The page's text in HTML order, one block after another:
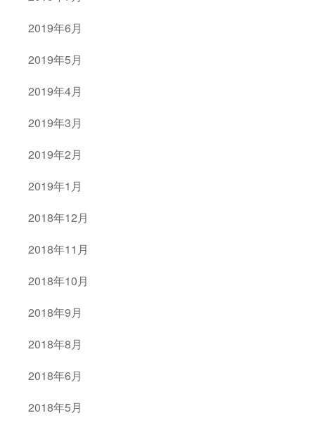
2019年6月
2019年5月
2019年4月
2019年3月
2019年2月
2019年1月
2018年12月
2018年11月
2018年10月
2018年9月
2018年8月
2018年6月
2018年5月